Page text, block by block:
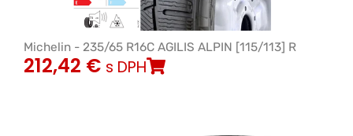
Michelin - 235/65 R16C AGILIS ALPIN [115/113] R
212,42 € s DPH